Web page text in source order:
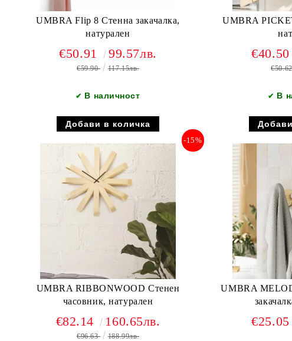
UMBRA Flip 8 Стенна закачалка,
натурален
€50.91 99.57лв.
€59.90 117.15лв.
✔ В наличност
UMBRA
€40.50
✔ В
UMBRA RIBBONWOOD Стенен
часовник, натурален
-15%
€82.14 160.65лв.
€96.63 188.99лв.
UMBRA
€25.05